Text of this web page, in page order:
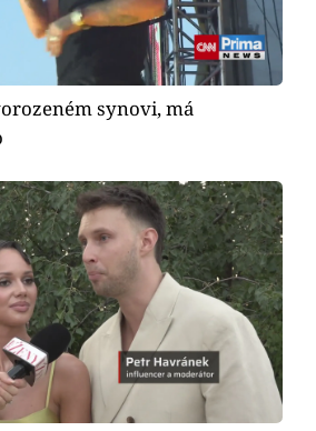
synovi, má